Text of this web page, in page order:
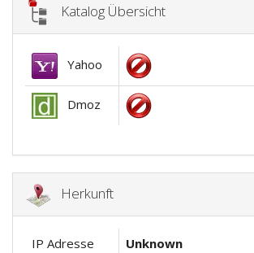
Katalog Übersicht
Yahoo
Dmoz
Herkunft
IP Adresse
Unknown